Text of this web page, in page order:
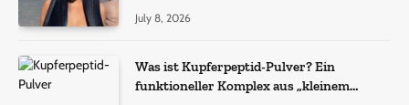
July 8, 2026
Was ist Kupferpeptid-Pulver? Ein
funktioneller Komplex aus „kleinem